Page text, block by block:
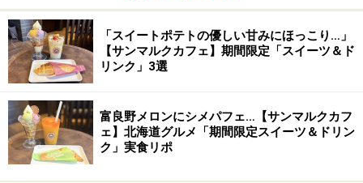
「スイートポテトの優しい甘みにほっこり…」
【サンマルクカフェ】期間限定「スイーツ＆ド
リンク」3選
富良野メロンにシメパフェ…【サンマルクカフ
ェ】北海道グルメ「期間限定スイーツ＆ドリン
ク」実食リポ